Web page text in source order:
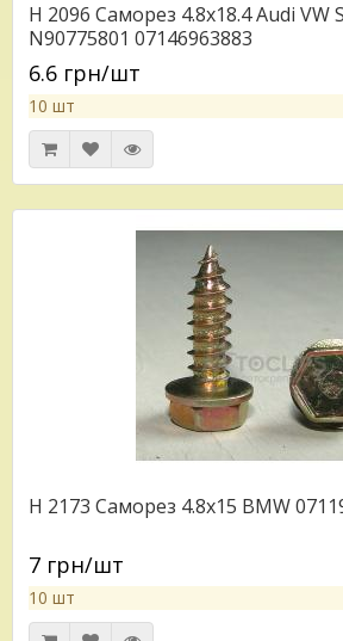
H 2096 Саморез 4.8x18.4 Audi VW
N90775801 07146963883
6.6 грн/шт
10 шт
H 2173 Саморез 4.8x15 BMW
7 грн/шт
10 шт